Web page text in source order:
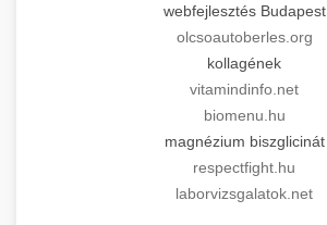
webfejlesztés Budapest
olcsoautoberles.org
kollagének
vitamindinfo.net
biomenu.hu
magnézium biszglicinát
respectfight.hu
laborvizsgalatok.net